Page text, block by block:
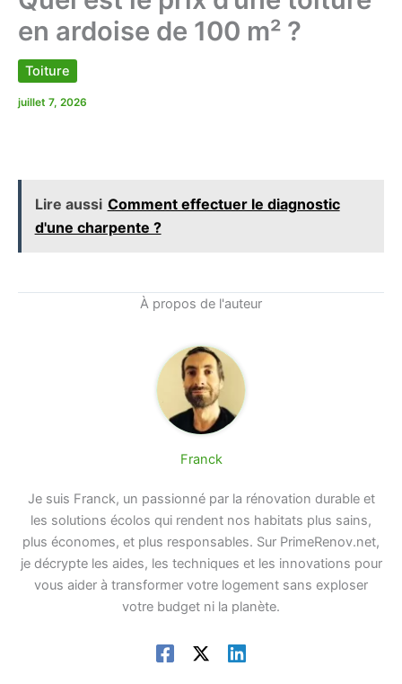
en ardoise de 100 m² ?
Toiture
juillet 7, 2026
Lire aussi Comment effectuer le diagnostic
d'une charpente ?
À propos de l'auteur
Franck
Je suis Franck, un passionné par la rénovation durable et
les solutions écolos qui rendent nos habitats plus sains,
plus économes, et plus responsables. Sur PrimeRenov.net,
je décrypte les aides, les techniques et les innovations pour
vous aider à transformer votre logement sans exploser
votre budget ni la planète.